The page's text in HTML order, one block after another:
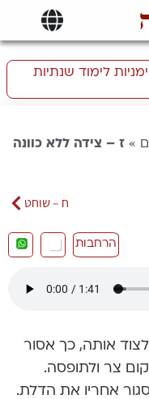
לימוד שנתיות
» ז – צידה ללא כוונה
ח – שוחט
הרחבות
אותה, כך אסור
צר ולתופסה.
אחריו את הדלת.